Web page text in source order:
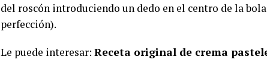
del roscón introduciendo un dedo en el centro de la
perfección).
Le puede interesar: Receta original de crema